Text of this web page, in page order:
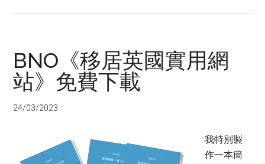
BNO《移居英國實用網
站》免費下載
24/03/2023
我特別製
作一本簡